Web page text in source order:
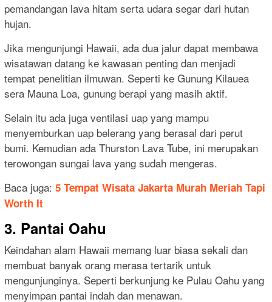
pemandangan lava hitam serta udara segar dari hutan
hujan.
Jika mengunjungi Hawaii, ada dua jalur dapat membawa
wisatawan datang ke kawasan penting dan menjadi
tempat penelitian ilmuwan. Seperti ke Gunung Kilauea
sera Mauna Loa, gunung berapi yang masih aktif.
Selain itu ada juga ventilasi uap yang mampu
menyemburkan uap belerang yang berasal dari perut
bumi. Kemudian ada Thurston Lava Tube, ini merupakan
terowongan sungai lava yang sudah mengeras.
Baca juga: 5 Tempat Wisata Jakarta Murah Meriah Tapi
Worth It
3. Pantai Oahu
Keindahan alam Hawaii memang luar biasa sekali dan
membuat banyak orang merasa tertarik untuk
mengunjunginya. Seperti berkunjung ke Pulau Oahu yang
menyimpan pantai indah dan menawan.